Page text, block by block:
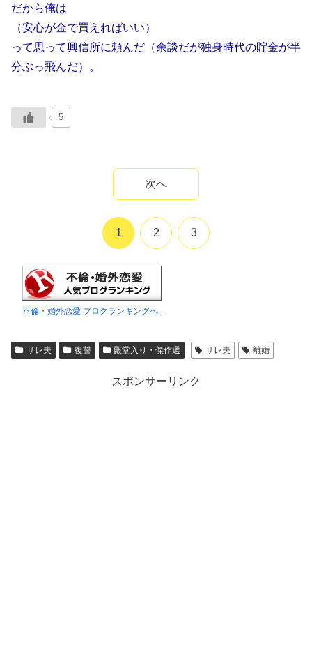
だから俺は
（安心が金で買えればいい）
って思って興信所に頼んだ（余談だが独身時代の貯金が半
分ぶっ飛んだ）。
5
次へ
1 2 3
不倫・婚外恋愛 ブログランキングへ
サレ夫 復讐 殿堂入り・傑作選 サレ夫 離婚
スポンサーリンク